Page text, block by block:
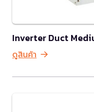
Inverter Duct
ดูสินค้า